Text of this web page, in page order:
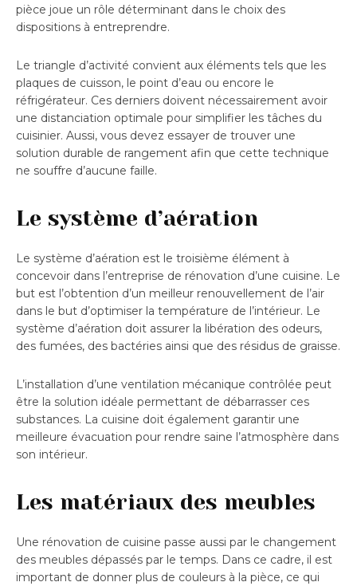
pièce joue un rôle déterminant dans le choix des
dispositions à entreprendre.
Le triangle d’activité convient aux éléments tels que les
plaques de cuisson, le point d’eau ou encore le
réfrigérateur. Ces derniers doivent nécessairement avoir
une distanciation optimale pour simplifier les tâches du
cuisinier. Aussi, vous devez essayer de trouver une
solution durable de rangement afin que cette technique
ne souffre d’aucune faille.
Le système d’aération
Le système d’aération est le troisième élément à
concevoir dans l’entreprise de rénovation d’une cuisine. Le
but est l’obtention d’un meilleur renouvellement de l’air
dans le but d’optimiser la température de l’intérieur. Le
système d’aération doit assurer la libération des odeurs,
des fumées, des bactéries ainsi que des résidus de graisse.
L’installation d’une ventilation mécanique contrôlée peut
être la solution idéale permettant de débarrasser ces
substances. La cuisine doit également garantir une
meilleure évacuation pour rendre saine l’atmosphère dans
son intérieur.
Les matériaux des meubles
Une rénovation de cuisine passe aussi par le changement
des meubles dépassés par le temps. Dans ce cadre, il est
important de donner plus de couleurs à la pièce, ce qui